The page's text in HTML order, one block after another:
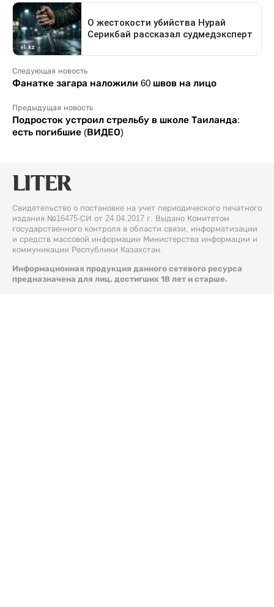
Следующая новость
Фанатке загара наложили 60 швов на лицо
Предыдущая новость
Подросток устроил стрельбу в школе Таиланда:
есть погибшие (ВИДЕО)
Свидетельство о постановке на учет периодического печатного
издания №16475-СИ от 24.04.2017 г. Выдано Комитетом
государственного контроля в области связи, информатизации
и средств массовой информации Министерства информации и
коммуникации Республики Казахстан.
Информационная продукция данного сетевого ресурса
предназначена для лиц, достигших 18 лет и старше.